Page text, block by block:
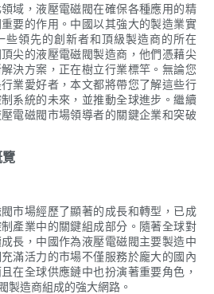
域，液壓電磁閥在確保各種應用的精
要的作用。中國以其強大的製造業實
些領先的創新者和頂級製造商的所在
尖的液壓電磁閥製造商，他們憑藉尖
決方案，正在樹立行業標竿。無論您
業愛好者，本文都將帶您了解這些行
系統的未來，並推動全球進步。繼續
電磁閥市場領導者的關鍵企業和突破
市場經歷了顯著的成長和轉型，已成
產業中的關鍵組成部分。隨著全球對
長，中國作為液壓電磁閥主要製造中
滿活力的市場不僅服務於龐大的國內
在全球供應鏈中也扮演著重要角色，
製造商組成的強大網路。